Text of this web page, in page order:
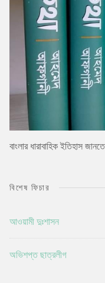
বাংলার ধারাবাহিক ইতিহাস
বিশেষ ফিচার
আওয়ামী দুঃশাসন
অভিশপ্ত ছাত্রলীগ